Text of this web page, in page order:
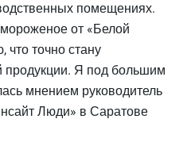
помещениях.
от «Белой
точно стану
продукции. Я под большим
мнением руководитель
Люди» в Саратове